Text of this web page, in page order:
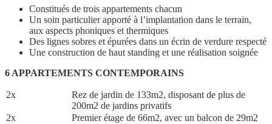
Constitués de trois appartements chacun
Un soin particulier apporté à l’implantation dans le terrain,
aux aspects phoniques et thermiques
Des lignes sobres et épurées dans un écrin de verdure respecté
Une construction de haut standing et une réalisation soignée
6 APPARTEMENTS CONTEMPORAINS
2x
Rez de jardin de 133m2, disposant de plus de
200m2 de jardins privatifs
2x
Premier étage de 66m2, avec un balcon de 29m2